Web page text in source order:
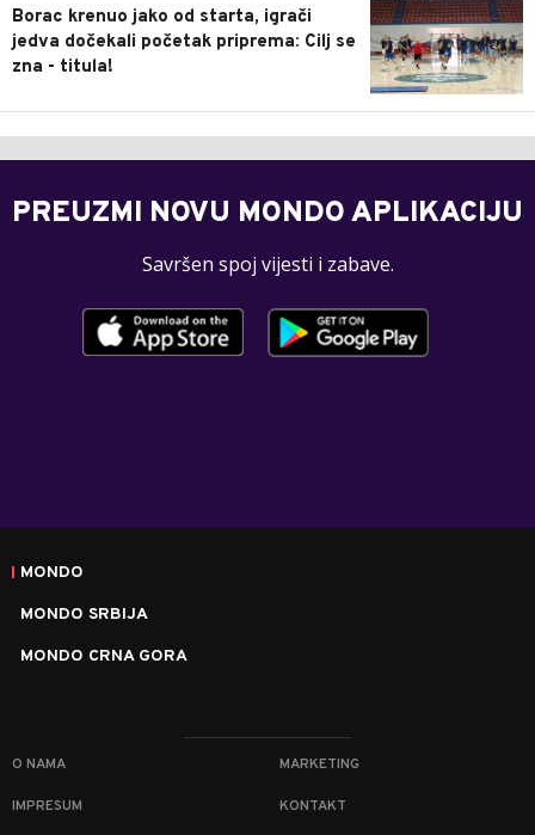
Borac krenuo jako od starta, igrači
jedva dočekali početak priprema: Cilj se
zna - titula!
PREUZMI NOVU MONDO APLIKACIJU
Savršen spoj vijesti i zabave.
MONDO
MONDO SRBIJA
MONDO CRNA GORA
O NAMA MARKETING
IMPRESUM KONTAKT